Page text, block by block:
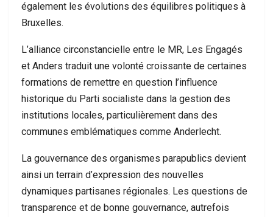
également les évolutions des équilibres politiques à
Bruxelles.
L’alliance circonstancielle entre le MR, Les Engagés
et Anders traduit une volonté croissante de certaines
formations de remettre en question l’influence
historique du Parti socialiste dans la gestion des
institutions locales, particulièrement dans des
communes emblématiques comme Anderlecht.
La gouvernance des organismes parapublics devient
ainsi un terrain d’expression des nouvelles
dynamiques partisanes régionales. Les questions de
transparence et de bonne gouvernance, autrefois